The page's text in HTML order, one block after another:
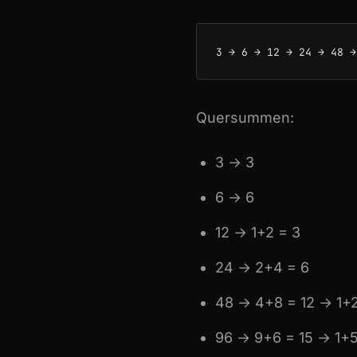
Quersummen:
3 → 3
6 → 6
12 → 1+2 = 3
24 → 2+4 = 6
48 → 4+8 = 12 →
96 → 9+6 = 15 →